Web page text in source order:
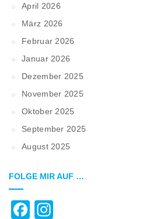
April 2026
März 2026
Februar 2026
Januar 2026
Dezember 2025
November 2025
Oktober 2025
September 2025
August 2025
FOLGE MIR AUF …
Facebook